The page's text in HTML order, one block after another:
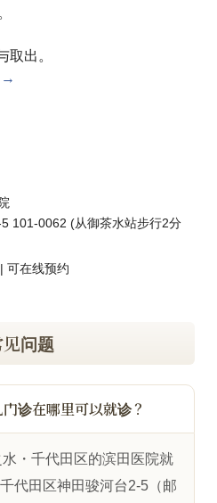
取出。
→
101-0062 (从御茶水站步行2分
| 可在线预约
问题
诊在哪里可以就诊？
・千代田区的滨田医院就
代田区神田骏河台2-5（邮